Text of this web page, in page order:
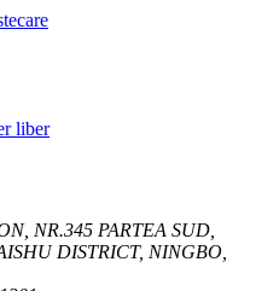
liber
NR.345 PARTEA SUD,
DISTRICT, NINGBO,